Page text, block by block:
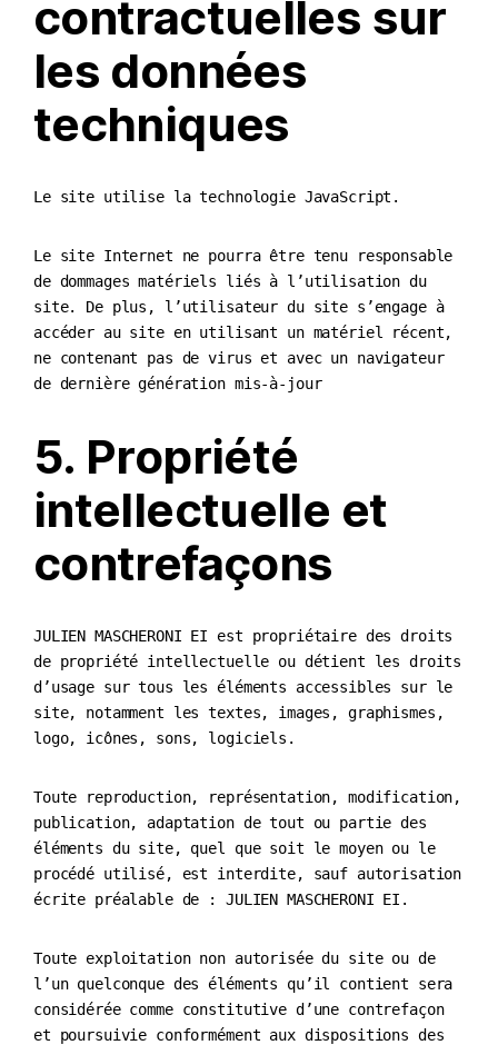
contractuelles sur
les données
techniques
Le site utilise la technologie JavaScript.
Le site Internet ne pourra être tenu responsable
de dommages matériels liés à l’utilisation du
site. De plus, l’utilisateur du site s’engage à
accéder au site en utilisant un matériel récent,
ne contenant pas de virus et avec un navigateur
de dernière génération mis-à-jour
5. Propriété
intellectuelle et
contrefaçons
JULIEN MASCHERONI EI est propriétaire des droits
de propriété intellectuelle ou détient les droits
d’usage sur tous les éléments accessibles sur le
site, notamment les textes, images, graphismes,
logo, icônes, sons, logiciels.
Toute reproduction, représentation, modification,
publication, adaptation de tout ou partie des
éléments du site, quel que soit le moyen ou le
procédé utilisé, est interdite, sauf autorisation
écrite préalable de : JULIEN MASCHERONI EI.
Toute exploitation non autorisée du site ou de
l’un quelconque des éléments qu’il contient sera
considérée comme constitutive d’une contrefaçon
et poursuivie conformément aux dispositions des